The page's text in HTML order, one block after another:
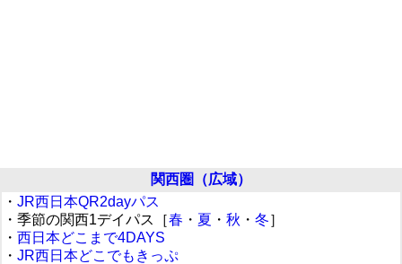
関西圏（広域）
・ JR西日本QR2dayパス
・季節の関西1デイパス［春 ・ 夏 ・ 秋 ・ 冬］
・ 西日本どこまで4DAYS
・ JR西日本どこでもきっぷ